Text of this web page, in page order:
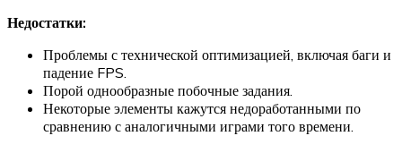
Недостатки:
Проблемы с технической оптимизацией, включая баги и
падение FPS.
Порой однообразные побочные задания.
Некоторые элементы кажутся недоработанными по
сравнению с аналогичными играми того времени.